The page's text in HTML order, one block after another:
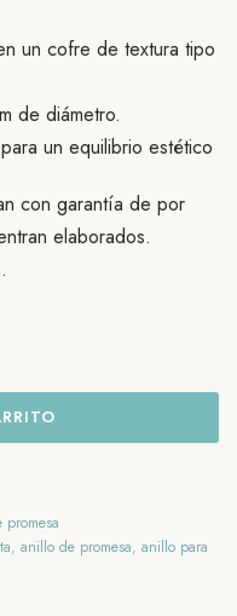
un cofre de textura tipo
de diámetro.
un equilibrio estético
con garantía de por
elaborados.
, anillo de promesa, anillo para